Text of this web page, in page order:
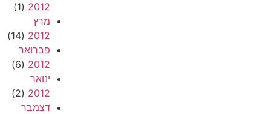
2012
(1)
מרץ
2012
(14)
פברואר
2012
(6)
ינואר
2012
(2)
דצמבר